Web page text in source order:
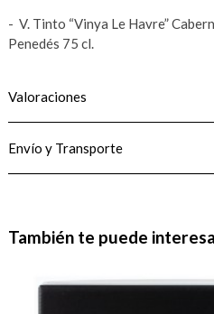
- V. Tinto “Vinya Le Havre”
Penedés 75 cl.
Valoraciones
Envío y Transporte
También te puede